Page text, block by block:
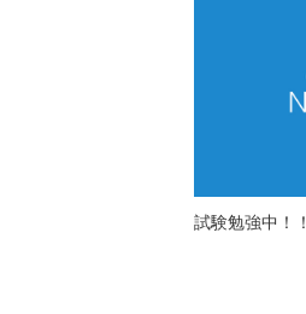
試験勉強中！！